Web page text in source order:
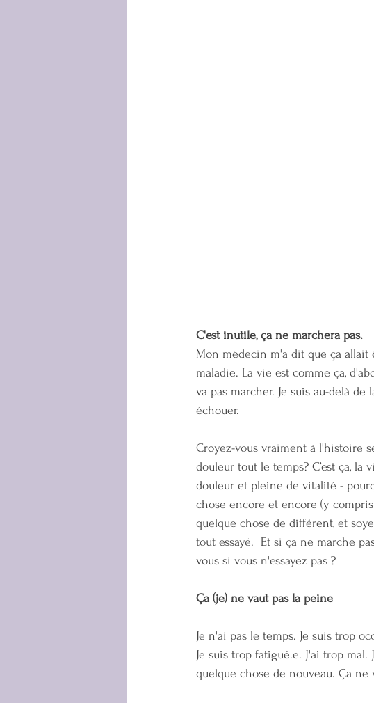
C'est inutile, ça ne marchera pas.
Mon médecin m'a dit que ça allait
maladie. La vie est comme ça,
va pas marcher. Je suis au-delà
échouer.
Croyez-vous vraiment à l'histoire
douleur tout le temps? C’est ça,
douleur et pleine de vitalité -
chose encore et encore (y
quelque chose de différent, et
tout essayé.  Et si ça ne marche
vous si vous n'essayez pas ?
Ça (je) ne vaut pas la peine
Je n'ai pas le temps. Je suis trop
Je suis trop fatigué.e. J'ai trop
quelque chose de nouveau. Ça ne